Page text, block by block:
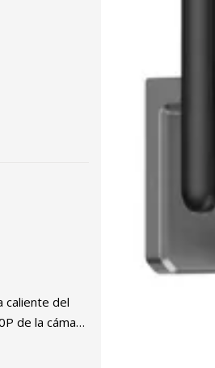
caliente del
de la cámara